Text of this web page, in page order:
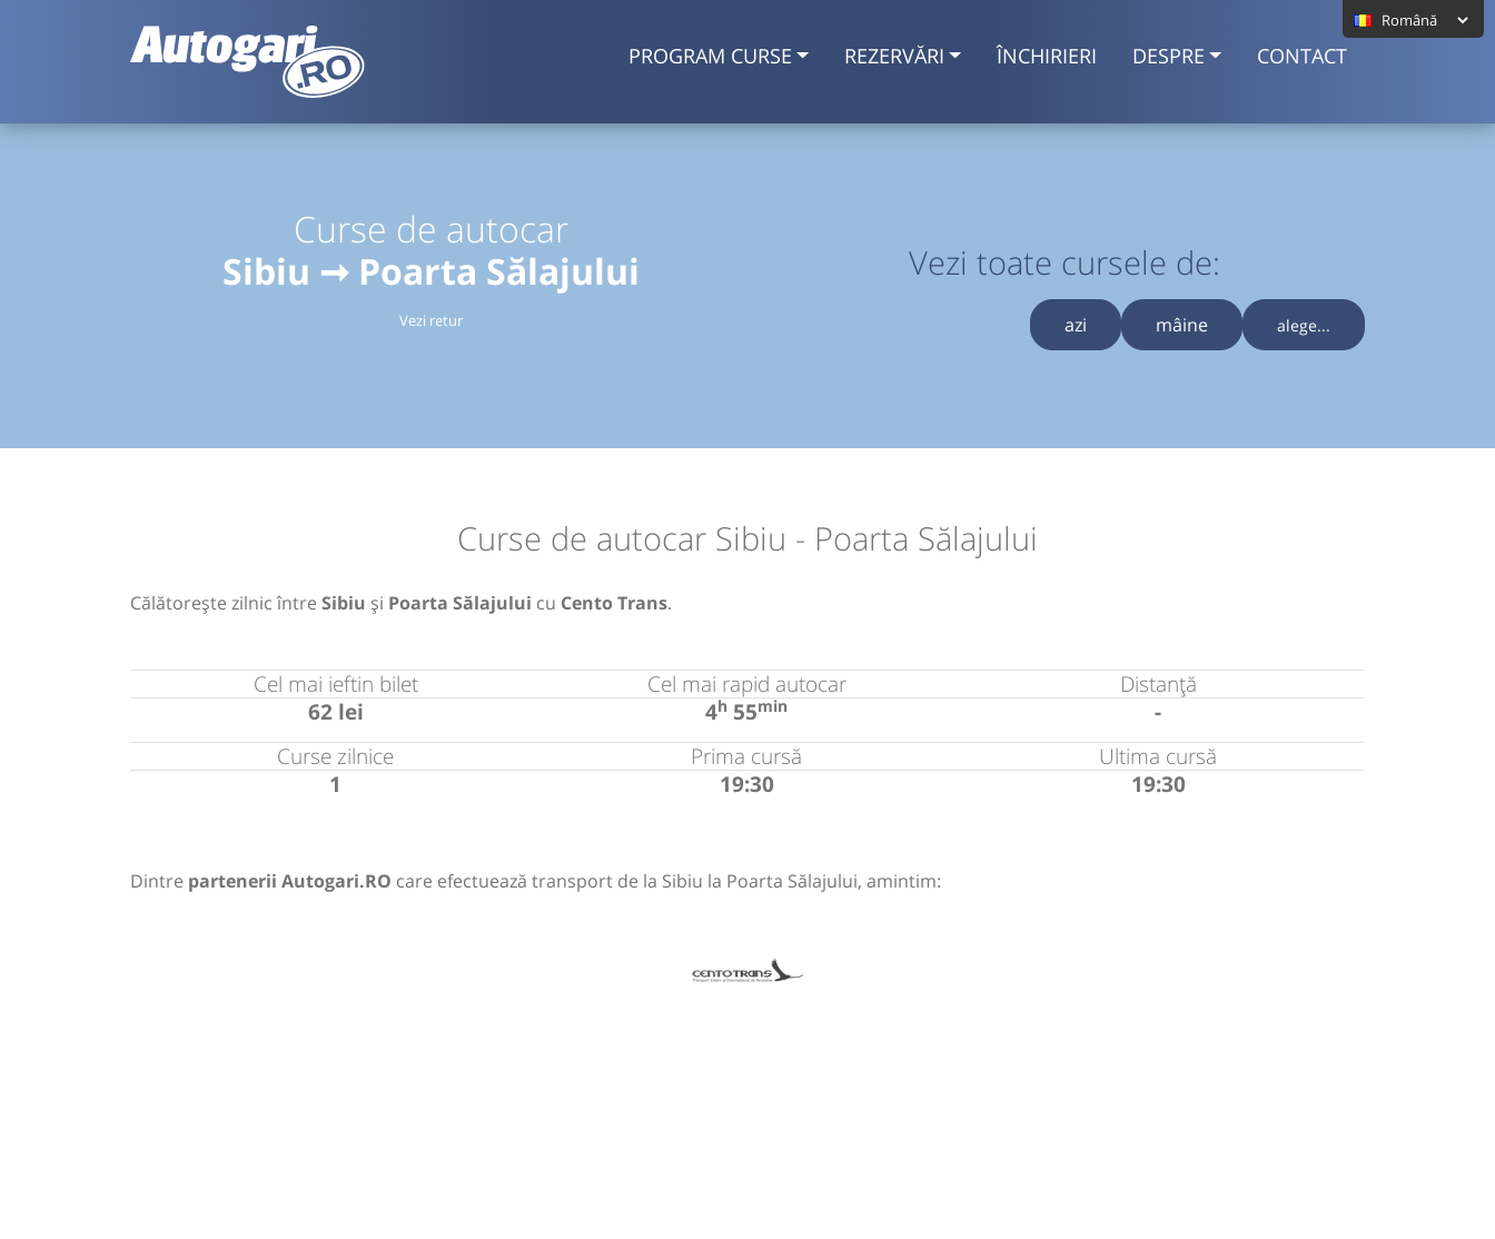
PROGRAM CURSE REZERVĂRI ÎNCHIRIERI DESPRE CONTACT
Curse de autocar
Sibiu ➞ Poarta Sălajului
Vezi retur
Vezi toate cursele de:
azi mâine alege...
Curse de autocar Sibiu - Poarta Sălajului
Călătorește zilnic între Sibiu și Poarta Sălajului cu Cento Trans.
Cel mai ieftin bilet
62 lei
Cel mai rapid autocar
4h 55min
Distanță
-
Curse zilnice
1
Prima cursă
19:30
Ultima cursă
19:30
Dintre partenerii Autogari.RO care efectuează transport de la Sibiu la Poarta Sălajului, amintim: